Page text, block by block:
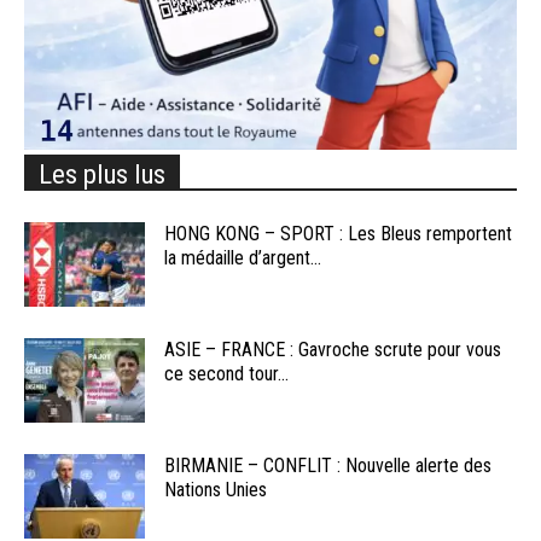
Les plus lus
HONG KONG – SPORT : Les Bleus remportent
la médaille d’argent...
ASIE – FRANCE : Gavroche scrute pour vous
ce second tour...
BIRMANIE – CONFLIT : Nouvelle alerte des
Nations Unies